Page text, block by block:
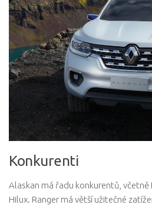
Konkurenti
Alaskan má řadu konkurentů, včetně
Hilux. Ranger má větší užitečné